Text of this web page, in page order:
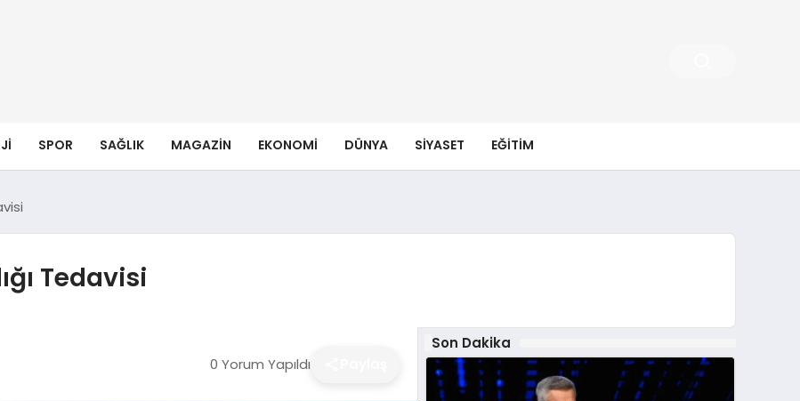
SPOR SAĞLIK MAGAZIN EKONOMI DÜNYA SIYASET EĞITIM
Tedavisi
0 Yorum Yapıldı
Son Dakika